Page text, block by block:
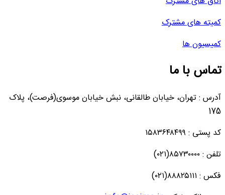
کمیته های مشترک
کمیسیون ها
تماس با ما
آدرس : تهران، خیابان طالقانی، نبش خیابان موسوی(فرصت)، پلاک
175
کد پستی : ۱۵۸۳۶۴۸۴۹۹
تلفن : ۸۵۷۳۰۰۰۰(۰۲۱)
فکس : ۸۸۸۲۵۱۱۱(۰۲۱)